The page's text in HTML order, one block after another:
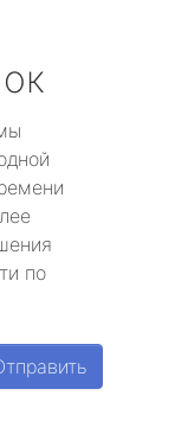
по